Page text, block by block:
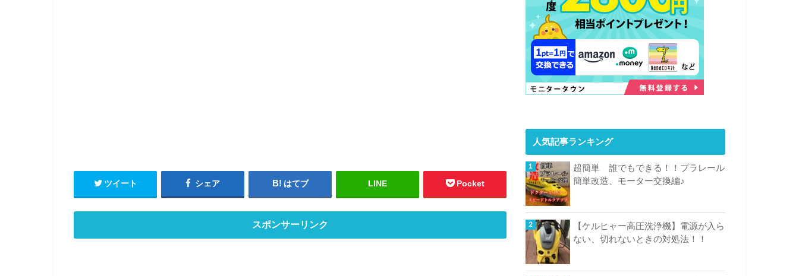
ツイート シェア はてブ LINE Pocket
スポンサーリンク
人気記事ランキング
超簡単 誰でもできる！！プラレール
簡単改造、モーター交換編♪
【ケルヒャー高圧洗浄機】電源が入ら
ない、切れないときの対処法！！